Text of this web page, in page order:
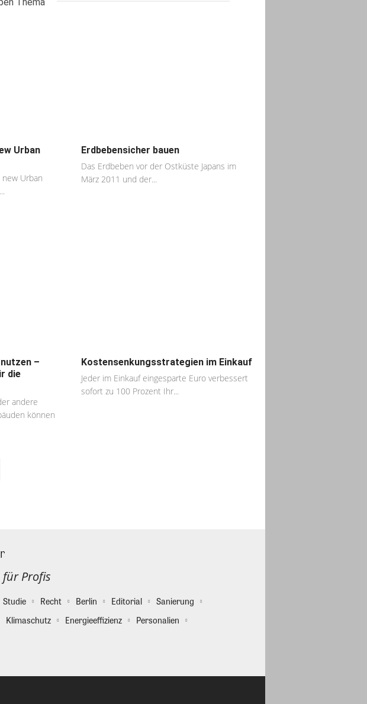
Urban
Urban
Erdbebensicher bauen
Das Erdbeben vor der Ostküste Japans im
März 2011 und der...
–
die
andere
können
Kostensenkungsstrategien im Einkauf
Jeder im Einkauf eingesparte Euro verbessert
sofort zu 100 Prozent Ihr...
für Profis
Studie Recht Berlin Editorial
Sanierung
Klimaschutz Energieeffizienz
Personalien